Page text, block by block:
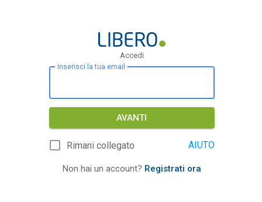
Accedi
Inserisci la tua email
AVANTI
Rimani collegato AIUTO
Non hai un account? Registrati ora